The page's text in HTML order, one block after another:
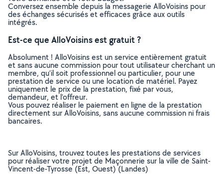
Conversez ensemble depuis la messagerie AlloVoisins pour
des échanges sécurisés et efficaces grâce aux outils
intégrés.
Est-ce que AlloVoisins est gratuit ?
Absolument ! AlloVoisins est un service entièrement gratuit
et sans aucune commission pour tout utilisateur cherchant un
membre, qu’il soit professionnel ou particulier, pour une
prestation de service ou une location de matériel. Payez
uniquement le prix de la prestation, fixé par vous,
demandeur, et l’offreur.
Vous pouvez réaliser le paiement en ligne de la prestation
directement sur AlloVoisins, sans aucune commission ni frais
bancaires.
Sur AlloVoisins, trouvez toutes les prestations de services
pour réaliser votre projet de Maçonnerie sur la ville de Saint-
Vincent-de-Tyrosse (Est, Ouest) (Landes)